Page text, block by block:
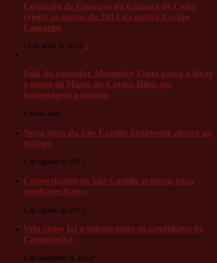
Comissão de Finanças da Câmara de Cotia
rejeita as contas de 2013 da gestão Carlão
Camargo
19 de abril de 2017 1
Sala do vereador Alexandre Frota passa a levar
o nome de Maria do Carmo Diniz em
homenagem póstuma
4 horas atrás
Nova pista da São Camilo finalmente aberta ao
tráfego
1 de agosto de 2012
Comerciantes da São Camilo se unem para
combater furtos
6 de agosto de 2012
Veja como foi o debate entre os candidatos de
Carapicuíba
1 de setembro de 2012